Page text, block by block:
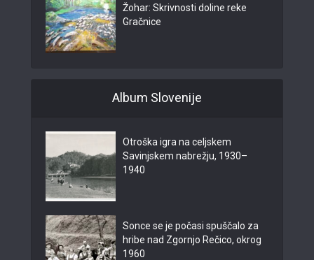
Žohar: Skrivnosti doline reke
Gračnice
Album Slovenije
Otroška igra na celjskem
Savinjskem nabrežju, 1930–
1940
Sonce se je počasi spuščalo za
hribe nad Zgornjo Rečico, okrog
1960